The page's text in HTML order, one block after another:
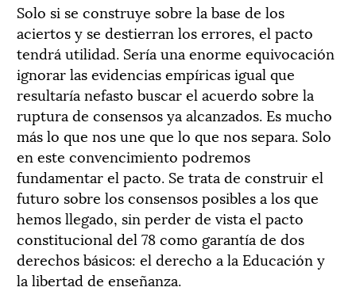
Solo si se construye sobre la base de los
aciertos y se destierran los errores, el pacto
tendrá utilidad. Sería una enorme equivocación
ignorar las evidencias empíricas igual que
resultaría nefasto buscar el acuerdo sobre la
ruptura de consensos ya alcanzados. Es mucho
más lo que nos une que lo que nos separa. Solo
en este convencimiento podremos
fundamentar el pacto. Se trata de construir el
futuro sobre los consensos posibles a los que
hemos llegado, sin perder de vista el pacto
constitucional del 78 como garantía de dos
derechos básicos: el derecho a la Educación y
la libertad de enseñanza.